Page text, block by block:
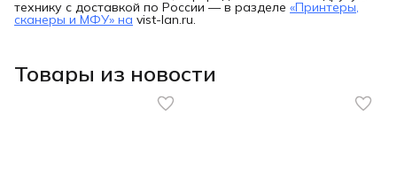
технику с доставкой по России — в разделе «Принтеры,
сканеры и МФУ» на vist-lan.ru.
Товары из новости